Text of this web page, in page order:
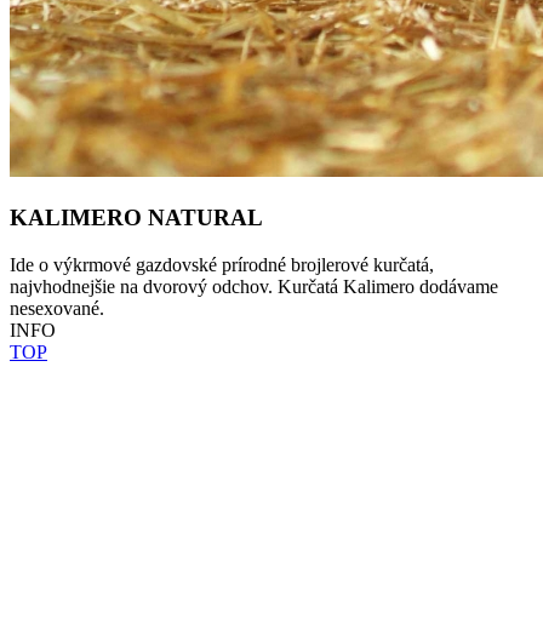
KALIMERO NATURAL
Ide o výkrmové gazdovské prírodné brojlerové kurčatá,
najvhodnejšie na dvorový odchov. Kurčatá Kalimero dodávame
nesexované.
INFO
TOP